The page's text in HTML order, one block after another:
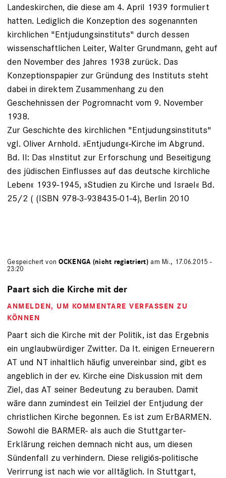
Landeskirchen, die diese am 4. April 1939 formuliert
hatten. Lediglich die Konzeption des sogenannten
kirchlichen "Entjudungsinstituts" durch dessen
wissenschaftlichen Leiter, Walter Grundmann, geht auf
den November des Jahres 1938 zurück. Das
Konzeptionspapier zur Gründung des Instituts steht
dabei in direktem Zusammenhang zu den
Geschehnissen der Pogromnacht vom 9. November
1938.
Zur Geschichte des kirchlichen "Entjudungsinstituts"
vgl. Oliver Arnhold. »Entjudung«-Kirche im Abgrund.
Bd. II: Das »Institut zur Erforschung und Beseitigung
des jüdischen Einflusses auf das deutsche kirchliche
Leben« 1939-1945, »Studien zu Kirche und Israel« Bd.
25/2 ( (ISBN 978-3-938435-01-4), Berlin 2010
Gespeichert vonOCKENGA (nicht registriert) am Mi., 17.06.2015 -
23:20
Paart sich die Kirche mit der
ANMELDEN, UM KOMMENTARE VERFASSEN ZU
KÖNNEN
Paart sich die Kirche mit der Politik, ist das Ergebnis
ein unglaubwürdiger Zwitter. Da lt. einigen Erneuerern
AT und NT inhaltlich häufig unvereinbar sind, gibt es
angeblich in der ev. Kirche eine Diskussion mit dem
Ziel, das AT seiner Bedeutung zu berauben. Damit
wäre dann zumindest ein Teilziel der Entjudung der
christlichen Kirche begonnen. Es ist zum ErBARMEN.
Sowohl die BARMER- als auch die Stuttgarter-
Erklärung reichen demnach nicht aus, um diesen
Sündenfall zu verhindern. Diese religiös-politische
Verirrung ist nach wie vor alltäglich. In Stuttgart,